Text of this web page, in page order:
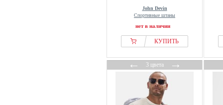
John Devin
Спортивные штаны
нет в наличии
КУПИТЬ
←3 цвета→